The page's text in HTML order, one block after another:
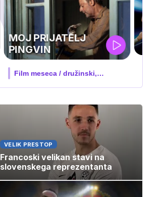
UEFA
SUPERPOKAL
V živo na VOYO: sreda ob 20.30
VELIK PRESTOP
Francoski velikan stavi na
slovenskega reprezentanta